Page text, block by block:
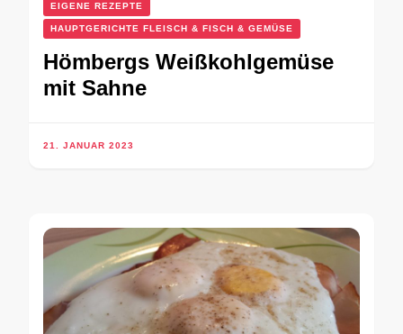
EIGENE REZEPTE
HAUPTGERICHTE FLEISCH & FISCH & GEMÜSE
Hömbergs Weißkohlgemüse
mit Sahne
21. JANUAR 2023